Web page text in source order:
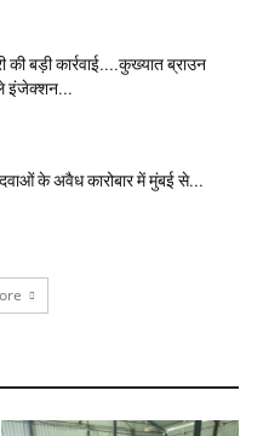
की बड़ी कार्रवाई....कुख्यात ब्राउन
इंजेक्शन...
के अवैध कारोबार में मुंबई से...